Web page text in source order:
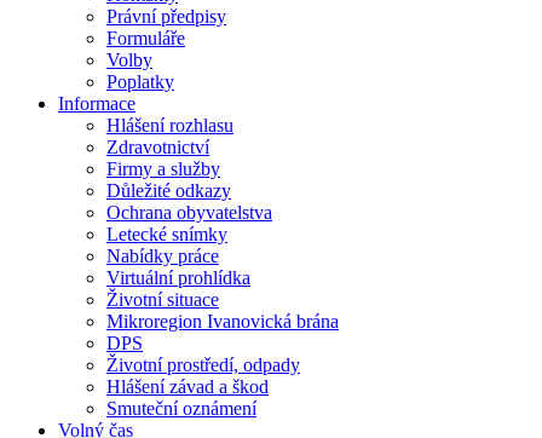
Právní předpisy
Formuláře
Volby
Poplatky
Informace
Hlášení rozhlasu
Zdravotnictví
Firmy a služby
Důležité odkazy
Ochrana obyvatelstva
Letecké snímky
Nabídky práce
Virtuální prohlídka
Životní situace
Mikroregion Ivanovická brána
DPS
Životní prostředí, odpady
Hlášení závad a škod
Smuteční oznámení
Volný čas